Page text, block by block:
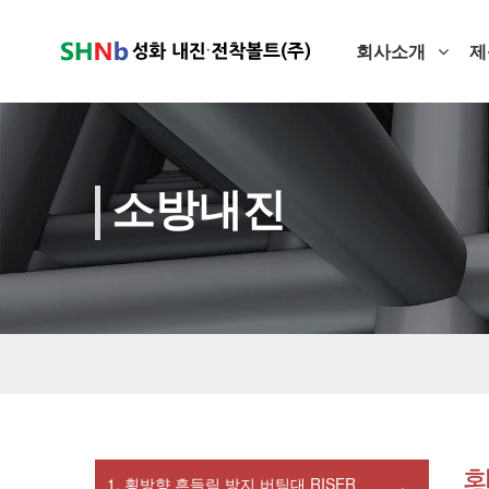
회사소개
소방내진
1. 횡방향 흔들림 방지 버팀대 RISER